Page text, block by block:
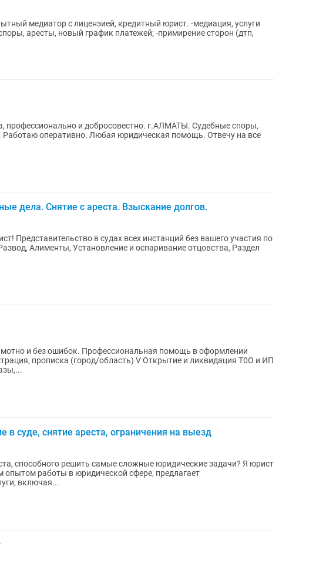
аресты, новый график платежей; -примирение сторон (дтп,
и добросовестно. г.АЛМАТЫ. Судебные споры,
Работаю оперативно. Любая юридическая помощь. Отвечу на все
дела. Снятие с ареста. Взыскание долгов.
Представительство в судах всех инстанций без вашего участия по
Алименты, Установление и оспаривание отцовства, Раздел
и без ошибок. Профессиональная помощь в оформлении
прописка (город/область) V Открытие и ликвидация T0O и ИП
в суде, снятие ареста, ограничения на выезд
способного решить самые сложные юридические задачи? Я юрист
опытом работы в юридической сфере, предлагает
включая...